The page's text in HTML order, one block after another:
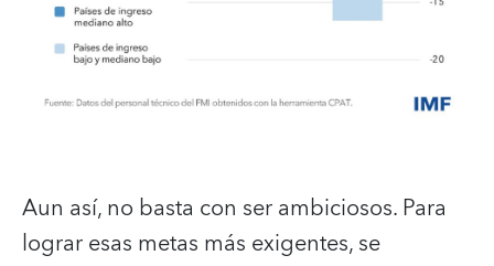
Aun así, no basta con ser ambiciosos. Para
lograr esas metas más exigentes, se